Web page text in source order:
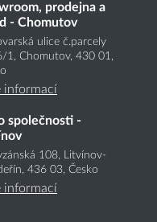
prodejna a
- Chomutov
ulice č.parcely
/1, Chomutov, 430 01,
informací
společnosti -
108, Litvínov-
436 03, Česko
informací